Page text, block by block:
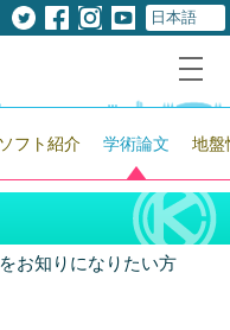
フト紹介 学術論文 地盤
お知りになりたい方